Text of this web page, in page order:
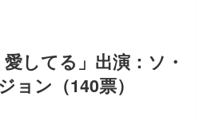
してる」出演：ソ・
ョン（140票）